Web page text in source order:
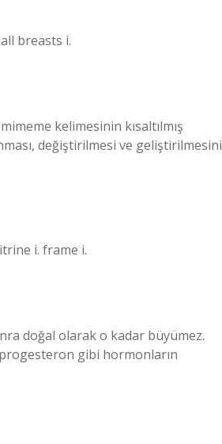
breasts i.
kelimesinin kısaltılmış
değiştirilmesi ve geliştirilmesini
i. frame i.
doğal olarak o kadar büyümez.
gibi hormonların